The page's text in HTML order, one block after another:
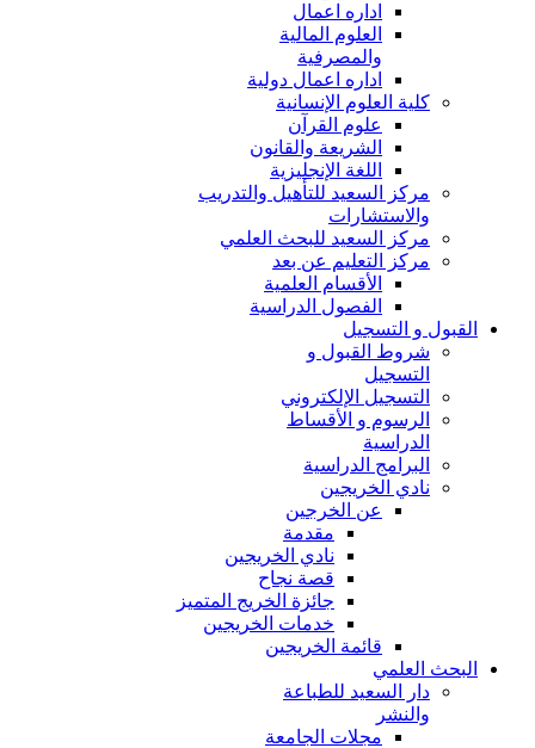
اداره اعمال
العلوم المالية
والمصرفية
اداره اعمال دولية
كلية العلوم الإنسانية
علوم القرآن
الشريعة والقانون
اللغة الإنجليزية
مركز السعيد للتأهيل والتدريب
والاستشارات
مركز السعيد للبحث العلمي
مركز التعليم عن بعد
الأقسام العلمية
الفصول الدراسية
القبول و التسجيل
شروط القبول و
التسجيل
التسجيل الإلكتروني
الرسوم و الأقساط
الدراسية
البرامج الدراسية
نادي الخريجين
عن الخرجين
مقدمة
نادي الخريجين
قصة نجاح
جائزة الخريج المتميز
خدمات الخريجين
قائمة الخريجين
البحث العلمي
دار السعيد للطباعة
والنشر
مجلات الجامعة